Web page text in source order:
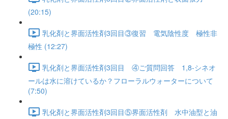
(20:15)
乳化剤と界面活性剤3回目③復習 電気陰性度 極性非
極性 (12:27)
乳化剤と界面活性剤3回目 ④ご質問回答 1,8-シネオ
ールは水に溶けているか？フローラルウォーターについて
(7:50)
乳化剤と界面活性剤3回目⑤界面活性剤 水中油型と油